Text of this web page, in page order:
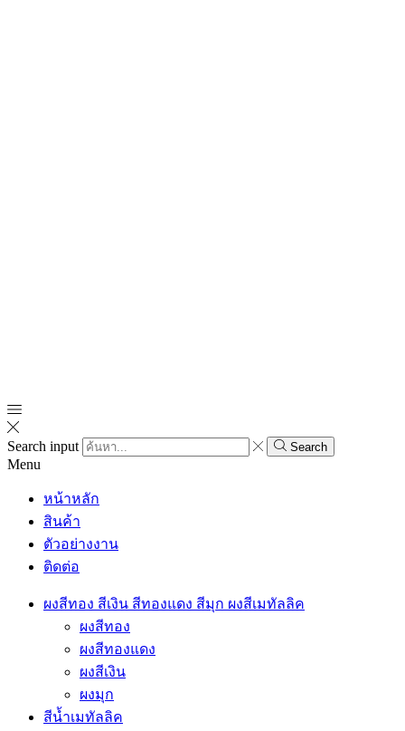
Search input Search
Menu
หน้าหลัก
สินค้า
ตัวอย่างงาน
ติดต่อ
ผงสีทอง สีเงิน สีทองแดง สีมุก ผงสีเมทัลลิค
ผงสีทอง
ผงสีทองแดง
ผงสีเงิน
ผงมุก
สีน้ำเมทัลลิค